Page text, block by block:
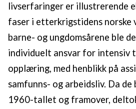
livserfaringer er illustrerende
faser i etterkrigstidens norske
barne- og ungdomsårene ble
individuelt ansvar for intensiv
opplæring, med henblikk på
samfunns- og arbeidsliv. Da de
1960-tallet og framover,